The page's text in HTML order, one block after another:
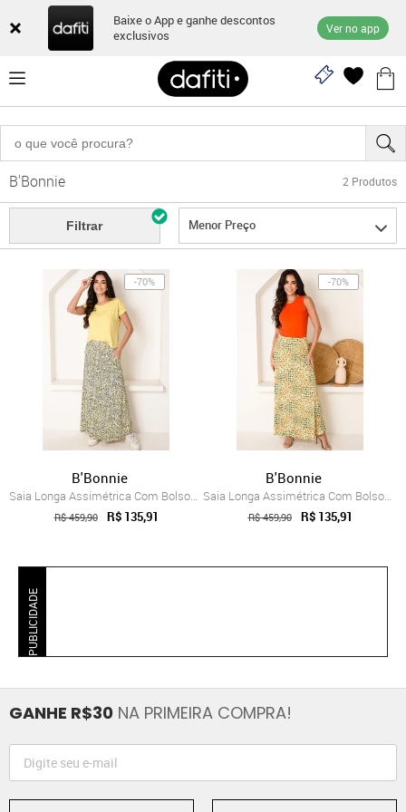
Baixe o App e ganhe descontos
exclusivos
Ver no app
B'Bonnie 2 Produtos
Filtrar Menor Preço
-70%
B'Bonnie
Saia Longa Assimétrica Com Bolsos B’Bonn...
R$ 459,90 R$ 135,91
-70%
B'Bonnie
Saia Longa Assimétrica Com Bolsos B’Bonn...
R$ 459,90 R$ 135,91
PUBLICIDADE
GANHE R$30 NA PRIMEIRA COMPRA!